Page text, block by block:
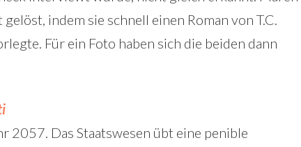
indem sie schnell einen Roman von T.C.
Für ein Foto haben sich die beiden dann
2057. Das Staatswesen übt eine penible